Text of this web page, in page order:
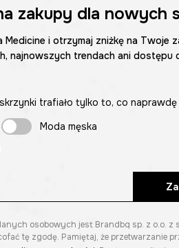
zakupy dla nowych
i otrzymaj zniżkę na Twoje
najnowszych trendach ani
trafiało tylko to, co
Moda męska
osobowych jest Brandbq sp. z o.o. z
tę zgodę. Pamiętaj, że przetwarzanie